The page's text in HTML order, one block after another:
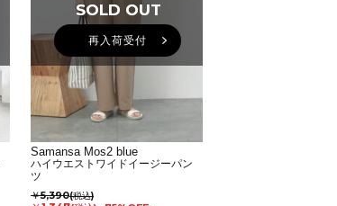
SOLD OUT
SOLD OUT
再入荷受付
Samansa Mos2 blue
ハイウエストワイドイージーパン
ツ
￥5,390(税込)